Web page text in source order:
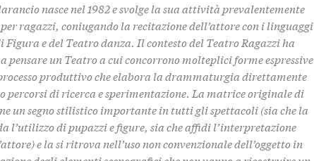
nasce nel 1982 e svolge la sua attività prevalentemente
ragazzi, coniugando la recitazione dell’attore con i linguaggi
e del Teatro danza. Il contesto del Teatro Ragazzi ha
pensare un Teatro a cui concorrono molteplici forme espressive
produttivo che elabora la drammaturgia direttamente
percorsi di ricerca e sperimentazione. La matrice originale di
un segno stilistico importante in tutti gli spettacoli (sia che la
l’utilizzo di pupazzi e figure, sia che affidi l’interpretazione
e la si ritrova nell’uso non convenzionale dell’oggetto in